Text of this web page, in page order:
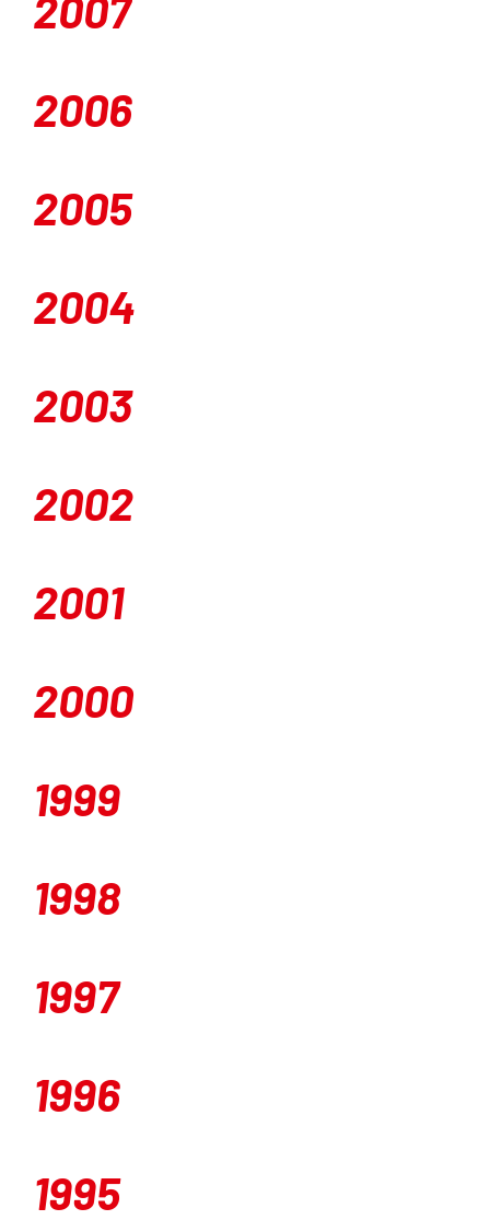
2006
2005
2004
2003
2002
2001
2000
1999
1998
1997
1996
1995